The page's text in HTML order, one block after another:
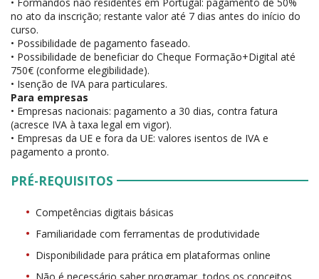
no ato da inscrição; restante valor até 7 dias antes do início do
curso.
• Possibilidade de pagamento faseado.
• Possibilidade de beneficiar do Cheque Formação+Digital até
750€ (conforme elegibilidade).
• Isenção de IVA para particulares.
Para empresas
• Empresas nacionais: pagamento a 30 dias, contra fatura
(acresce IVA à taxa legal em vigor).
• Empresas da UE e fora da UE: valores isentos de IVA e
pagamento a pronto.
PRÉ-REQUISITOS
Competências digitais básicas
Familiaridade com ferramentas de produtividade
Disponibilidade para prática em plataformas online